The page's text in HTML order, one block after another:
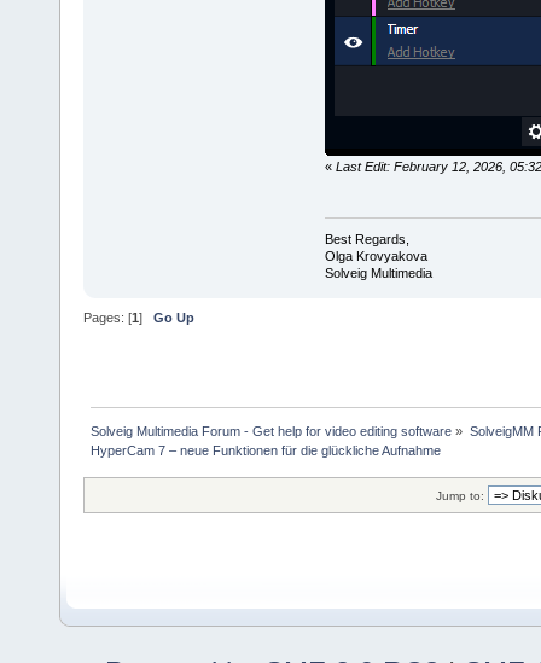
« Last Edit: February 12, 2026,
Best Regards,
Olga Krovyakova
Solveig Multimedia
Pages: [1] Go Up
Solveig Multimedia Forum - Get help for video editing software » SolveigMM
HyperCam 7 – neue Funktionen für die glückliche Aufnahme
Jump to: